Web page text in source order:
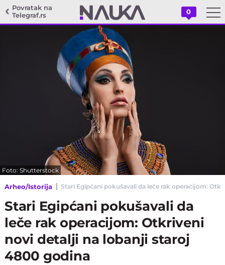
Povratak na
Telegraf.rs
0
Foto: Shutterstock
Arheo/Istorija Stari Egipćani pokušavali da leče rak operacijom:
Stari Egipćani pokušavali da
leče rak operacijom: Otkriveni
novi detalji na lobanji staroj
4800 godina